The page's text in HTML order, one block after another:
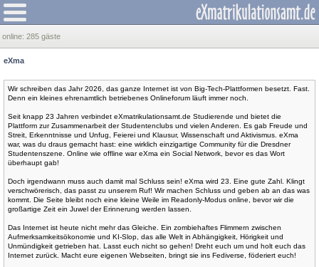
online: 285 gäste
eXma
Wir schreiben das Jahr 2026, das ganze Internet ist von Big-Tech-Plattformen besetzt. Fast.
Denn ein kleines ehrenamtlich betriebenes Onlineforum läuft immer noch.
Seit knapp 23 Jahren verbindet eXmatrikulationsamt.de Studierende und bietet die
Plattform zur Zusammenarbeit der Studentenclubs und vielen Anderen. Es gab Freude und
Streit, Erkenntnisse und Unfug, Feierei und Klausur, Wissenschaft und Aktivismus. eXma
war, was du draus gemacht hast: eine wirklich einzigartige Community für die Dresdner
Studentenszene. Online wie offline war eXma ein Social Network, bevor es das Wort
überhaupt gab!
Doch irgendwann muss auch damit mal Schluss sein! eXma wird 23. Eine gute Zahl. Klingt
verschwörerisch, das passt zu unserem Ruf! Wir machen Schluss und geben ab an das was
kommt. Die Seite bleibt noch eine kleine Weile im Readonly-Modus online, bevor wir die
großartige Zeit ein Juwel der Erinnerung werden lassen.
Das Internet ist heute nicht mehr das Gleiche. Ein zombiehaftes Flimmern zwischen
Aufmerksamkeitsökonomie und KI-Slop, das alle Welt in Abhängigkeit, Hörigkeit und
Unmündigkeit getrieben hat. Lasst euch nicht so gehen! Dreht euch um und holt euch das
Internet zurück. Macht eure eigenen Webseiten, bringt sie ins Fediverse, föderiert euch!